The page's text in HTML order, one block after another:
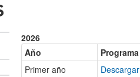
2026
Año
Programa
Primer año
Descargar